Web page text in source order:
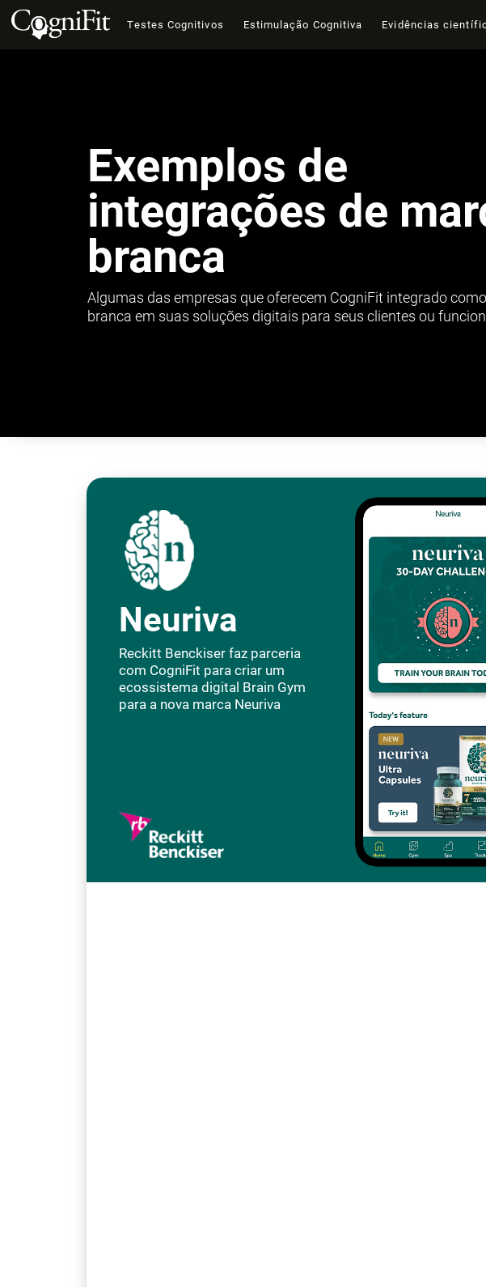
Testes Cognitivos Estimulação Cognitiva Evidências
Exemplos de
integrações de
branca
Algumas das empresas que oferecem CogniFit integrado
branca em suas soluções digitais para seus clientes ou
Neuriva
Reckitt Benckiser faz parceria
com CogniFit para criar um
ecossistema digital Brain Gym
para a nova marca Neuriva